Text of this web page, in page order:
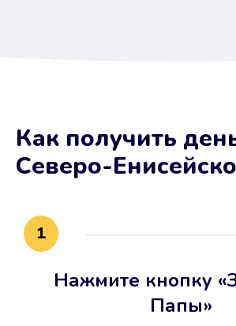
Не потребовались
и поручители. Папа вам
Как получить
Северо-
1
Нажмите кнопку
Папы»